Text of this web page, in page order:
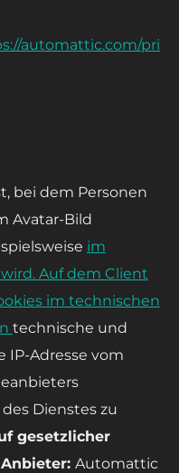
automattic.com/pri
bei dem Personen
Avatar-Bild
im
Auf dem Client
im technischen
technische und
IP-Adresse vom
Dienstes zu
gesetzlicher
Anbieter: Automattic